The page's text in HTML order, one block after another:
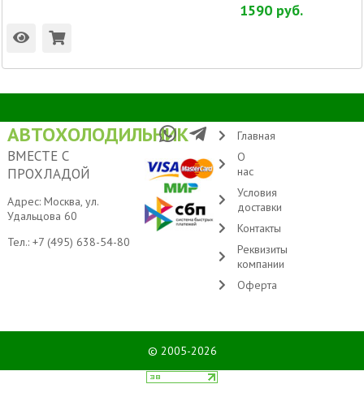
1590 руб.
АВТОХОЛОДИЛЬНИК
ВМЕСТЕ С
ПРОХЛАДОЙ
Адрес: Москва, ул.
Удальцова 60
Тел.: +7 (495) 638-54-80
Главная
О
нас
Условия
доставки
Контакты
Реквизиты
компании
Оферта
© 2005-2026